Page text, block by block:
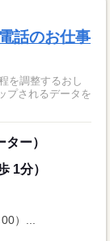
話のお仕事
を調整するおし
ー）
1分）
）...